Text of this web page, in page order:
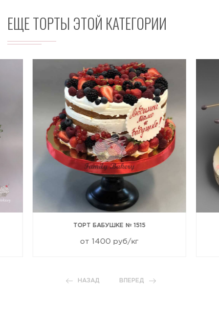
ЕЩЕ ТОРТЫ ЭТОЙ КАТЕГОРИИ
ТОРТ БАБУШКЕ № 1515
от 1400 руб/кг
НАЗАД ВПЕРЕД